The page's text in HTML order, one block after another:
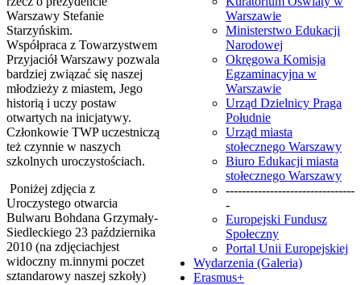
Warszawie
Ministerstwo Edukacji
Narodowej
Okręgowa Komisja
Egzaminacyjna w
Warszawie
Urząd Dzielnicy Praga
Południe
Urząd miasta
stołecznego Warszawy
Biuro Edukacji miasta
stołecznego Warszawy
--------------------------------
-
Europejski Fundusz
Społeczny
Portal Unii Europejskiej
Wydarzenia (Galeria)
Erasmus+
Warszawy Stefanie
Starzyńskim.
Współpraca z Towarzystwem
Przyjaciół Warszawy pozwala
bardziej związać się naszej
młodzieży z miastem, Jego
historią i uczy postaw
otwartych na inicjatywy.
Członkowie TWP uczestniczą
też czynnie w naszych
szkolnych uroczystościach.
Poniżej zdjęcia z
Uroczystego otwarcia
Bulwaru Bohdana Grzymały-
Siedleckiego 23 października
2010 (na zdjęciachjest
widoczny m.innymi poczet
sztandarowy naszej szkoły)